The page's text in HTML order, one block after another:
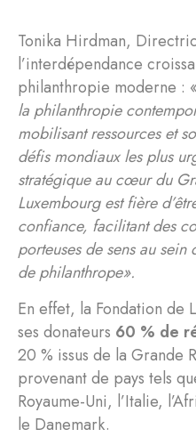
Tonika Hirdman,
l’interdépendance
philanthropie moderne : «
la philanthropie
mobilisant ressources et
défis mondiaux les plus
stratégique au cœur du
Luxembourg est fière
confiance, facilitant des
porteuses de sens au
de philanthrope».
En effet, la Fondation de
ses donateurs 60 % de
20 % issus de la Grande
provenant de pays tels
Royaume-Uni, l’Italie,
le Danemark.